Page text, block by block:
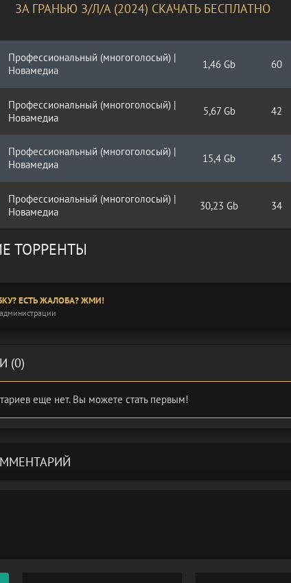
ЗА ГРАНЬЮ З/Л/А (2024) СКАЧАТЬ БЕСПЛАТНО
Профессиональный (многоголосый) |
Новамедиа
1,46 Gb 60
Профессиональный (многоголосый) |
Новамедиа
5,67 Gb 42
Профессиональный (многоголосый) |
Новамедиа
15,4 Gb 45
Профессиональный (многоголосый) |
Новамедиа
30,23 Gb 34
ТОРРЕНТЫ
ЕСТЬ ЖАЛОБА? ЖМИ!
(0)
еще нет. Вы можете стать первым!